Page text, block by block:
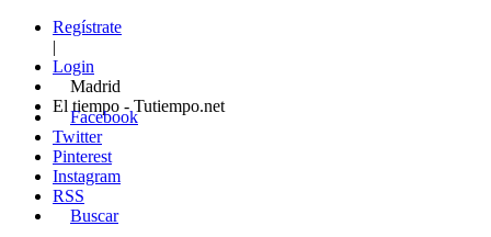
Regístrate
|
Login
Madrid
El tiempo - Tutiempo.net
Facebook
Twitter
Pinterest
Instagram
RSS
Buscar